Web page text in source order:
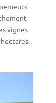
vignes